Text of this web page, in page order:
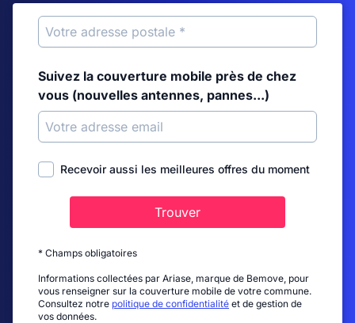
Suivez la couverture mobile près de chez
vous (nouvelles antennes, pannes...)
Recevoir aussi les meilleures offres du moment
Trouver
* Champs obligatoires
Informations collectées par Ariase, marque de Bemove, pour
vous renseigner sur la couverture mobile de votre commune.
Consultez notre politique de confidentialité et de gestion de
vos données.